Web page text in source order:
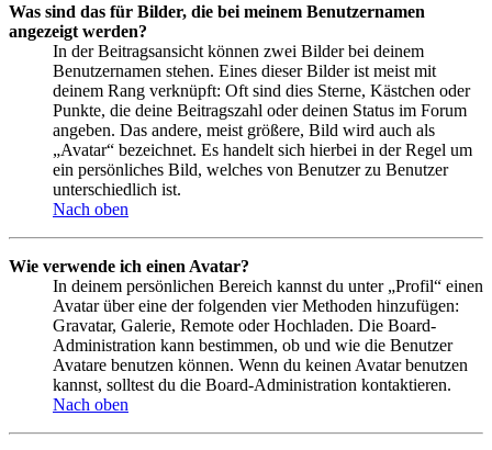
Was sind das für Bilder, die bei meinem Benutzernamen
angezeigt werden?
In der Beitragsansicht können zwei Bilder bei deinem
Benutzernamen stehen. Eines dieser Bilder ist meist mit
deinem Rang verknüpft: Oft sind dies Sterne, Kästchen oder
Punkte, die deine Beitragszahl oder deinen Status im Forum
angeben. Das andere, meist größere, Bild wird auch als
„Avatar“ bezeichnet. Es handelt sich hierbei in der Regel um
ein persönliches Bild, welches von Benutzer zu Benutzer
unterschiedlich ist.
Nach oben
Wie verwende ich einen Avatar?
In deinem persönlichen Bereich kannst du unter „Profil“ einen
Avatar über eine der folgenden vier Methoden hinzufügen:
Gravatar, Galerie, Remote oder Hochladen. Die Board-
Administration kann bestimmen, ob und wie die Benutzer
Avatare benutzen können. Wenn du keinen Avatar benutzen
kannst, solltest du die Board-Administration kontaktieren.
Nach oben